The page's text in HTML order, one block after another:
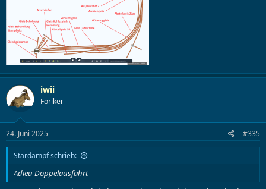
iwii
Foriker
24. Juni 2025 #335
Stardampf schrieb:
Adieu Doppelausfahrt